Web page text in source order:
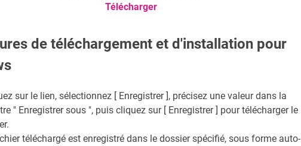
Télécharger
de téléchargement et d'installation pour
sur le lien, sélectionnez [ Enregistrer ], précisez une valeur dans la
" Enregistrer sous ", puis cliquez sur [ Enregistrer ] pour télécharger le
téléchargé est enregistré dans le dossier spécifié, sous forme auto-